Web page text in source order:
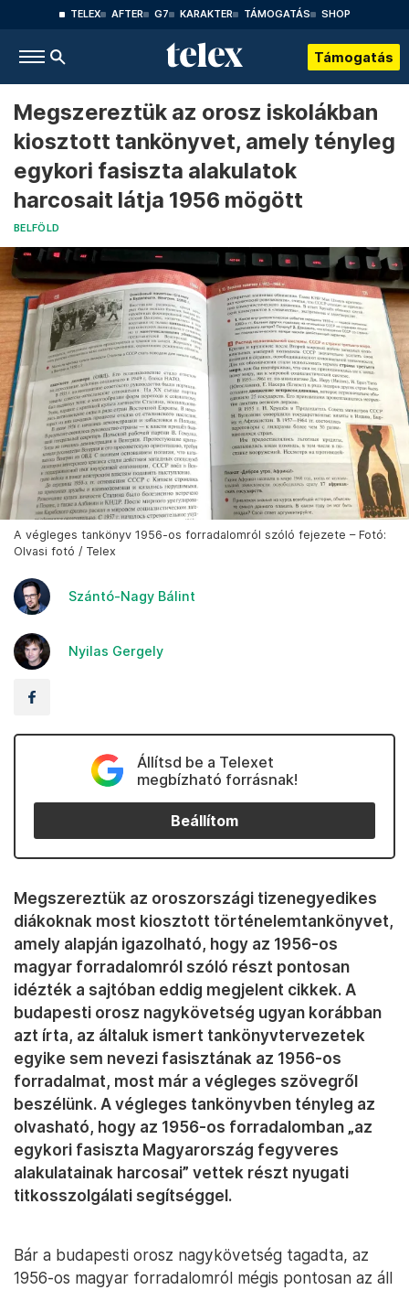
TELEX AFTER G7 KARAKTER TÁMOGATÁS SHOP
Támogatás
Megszereztük az orosz iskolákban
kiosztott tankönyvet, amely tényleg
egykori fasiszta alakulatok
harcosait látja 1956 mögött
BELFÖLD
A végleges tankönyv 1956-os forradalomról szóló fejezete – Fotó:
Olvasi fotó / Telex
Szántó-Nagy Bálint
Nyilas Gergely
Állítsd be a Telexet
megbízható forrásnak!
Beállítom
Megszereztük az oroszországi tizenegyedikes
diákoknak most kiosztott történelemtankönyvet,
amely alapján igazolható, hogy az 1956-os
magyar forradalomról szóló részt pontosan
idézték a sajtóban eddig megjelent cikkek. A
budapesti orosz nagykövetség ugyan korábban
azt írta, az általuk ismert tankönyvtervezetek
egyike sem nevezi fasisztának az 1956-os
forradalmat, most már a végleges szövegről
beszélünk. A végleges tankönyvben tényleg az
olvasható, hogy az 1956-os forradalomban „az
egykori fasiszta Magyarország fegyveres
alakulatainak harcosai” vettek részt nyugati
titkosszolgálati segítséggel.
Bár a budapesti orosz nagykövetség tagadta, az
1956-os magyar forradalomról mégis pontosan az áll